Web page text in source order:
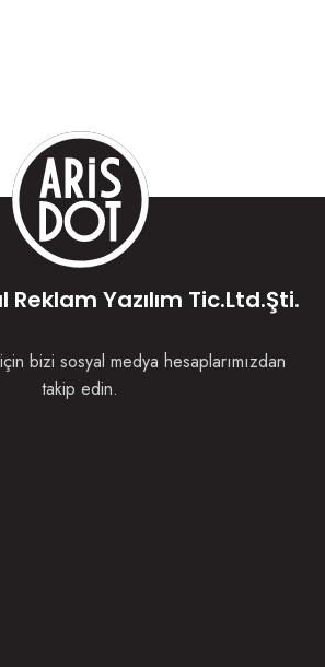
Yazılım Tic.Ltd.Şti.
bizi sosyal medya hesaplarımızdan
takip edin.